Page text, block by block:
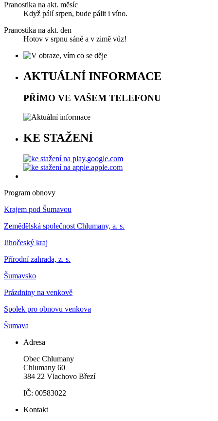
Pranostika na akt. měsíc
Když pálí srpen, bude pálit i víno.
Pranostika na akt. den
Hotov v srpnu sáně a v zimě vůz!
AKTUÁLNÍ INFORMACE
PŘÍMO VE VAŠEM TELEFONU
KE STAŽENÍ
Program obnovy
Krajem pod Šumavou
Zemědělská společnost Chlumany, a. s.
Jihočeský kraj
Přírodní zahrada, z. s.
Šumavsko
Prázdniny na venkově
Spolek pro obnovu venkova
Šumava
Adresa
Obec Chlumany
Chlumany 60
384 22 Vlachovo Březí
IČ: 00583022
Kontakt